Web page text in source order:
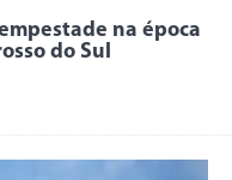
na época
do Sul